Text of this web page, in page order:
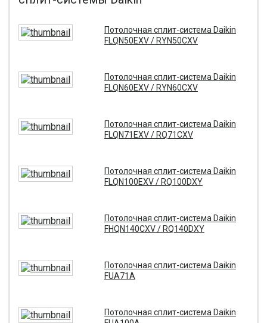
Потолочная сплит-система Daikin
FLQN50EXV / RYN50CXV
Потолочная сплит-система Daikin
FLQN60EXV / RYN60CXV
Потолочная сплит-система Daikin
FLQN71EXV / RQ71CXV
Потолочная сплит-система Daikin
FLQN100EXV / RQ100DXY
Потолочная сплит-система Daikin
FHQN140CXV / RQ140DXY
Потолочная сплит-система Daikin
FUA71A
Потолочная сплит-система Daikin